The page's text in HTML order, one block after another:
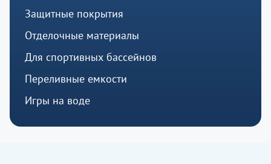
Защитные покрытия
Отделочные материалы
Для спортивных бассейнов
Переливные емкости
Игры на воде